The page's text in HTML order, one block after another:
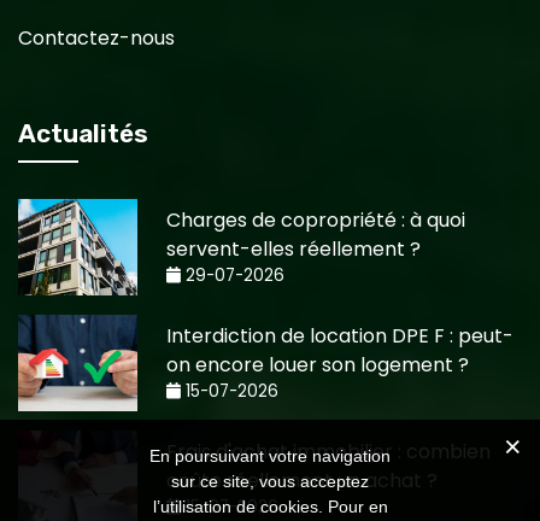
Contactez-nous
Actualités
Charges de copropriété : à quoi
servent-elles réellement ?
29-07-2026
Interdiction de location DPE F : peut-
on encore louer son logement ?
15-07-2026
Frais d'achat immobilier : combien
coûte réellement un achat ?
15-07-2026
En poursuivant votre navigation
sur ce site, vous acceptez
l’utilisation de cookies. Pour en